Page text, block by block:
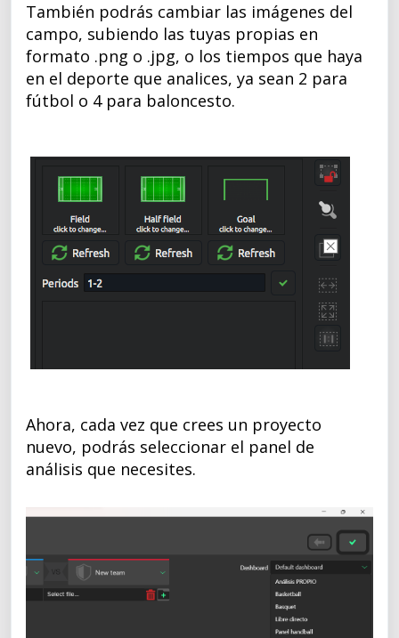
También podrás cambiar las imágenes del
campo, subiendo las tuyas propias en
formato .png o .jpg, o los tiempos que haya
en el deporte que analices, ya sean 2 para
fútbol o 4 para baloncesto.
Ahora, cada vez que crees un proyecto
nuevo, podrás seleccionar el panel de
análisis que necesites.